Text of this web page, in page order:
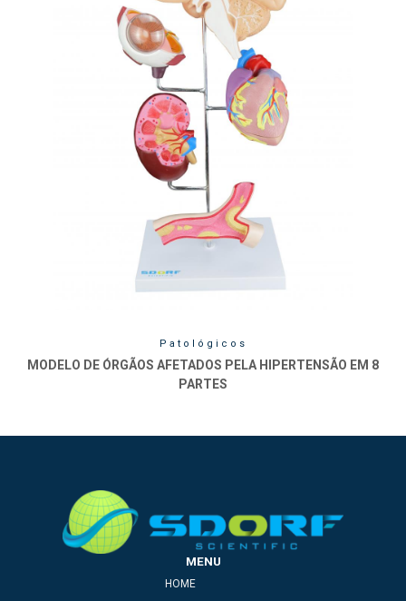
Patológicos
MODELO DE ÓRGÃOS AFETADOS PELA HIPERTENSÃO EM 8
PARTES
MENU
HOME